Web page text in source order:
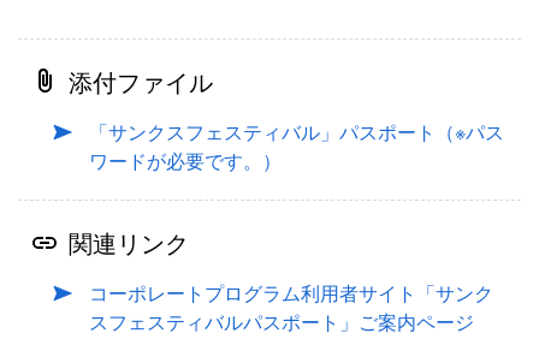
添付ファイル
「サンクスフェスティバル」パスポート（※パス
ワードが必要です。）
関連リンク
コーポレートプログラム利用者サイト「サンク
スフェスティバルパスポート」ご案内ページ